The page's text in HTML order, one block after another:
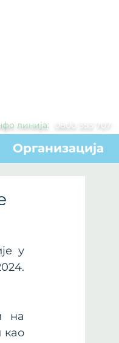
линија: 0800 353 707
Организација
у
на
као